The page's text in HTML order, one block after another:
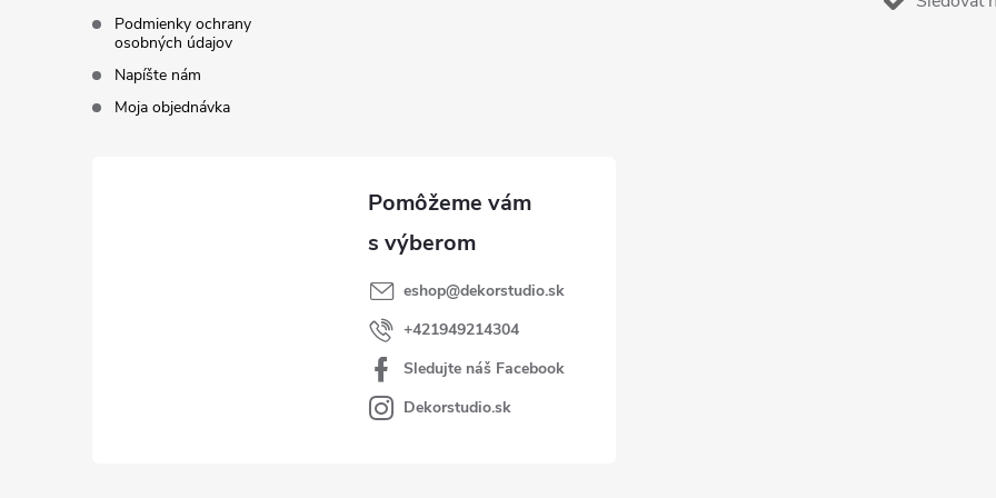
Podmienky ochrany
osobných údajov
Napíšte nám
Moja objednávka
eshop@dekorstudio.sk
+421949214304
Sledujte náš Facebook
Dekorstudio.sk